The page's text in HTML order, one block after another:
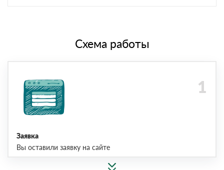
Схема работы
Заявка
Вы оставили заявку на сайте